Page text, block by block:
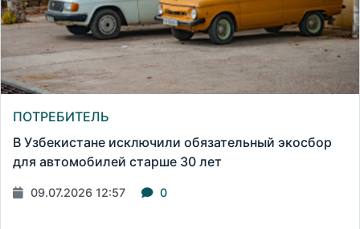
ПОТРЕБИТЕЛЬ
В Узбекистане исключили обязательный экосбор
для автомобилей старше 30 лет
09.07.2026 12:57 0